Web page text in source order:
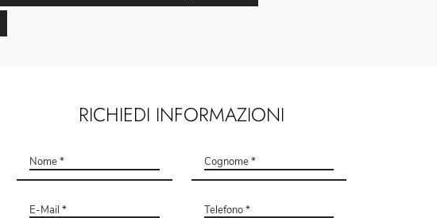
RICHIEDI INFORMAZIONI